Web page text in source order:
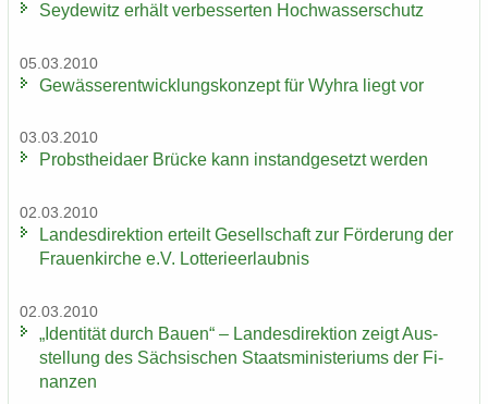
Sey­de­witz er­hält ver­bes­ser­ten Hoch­was­ser­schutz
05.03.2010
Ge­wäs­ser­ent­wick­lungs­kon­zept für Wyhra liegt vor
03.03.2010
Probst­hei­da­er Brü­cke kann in­stand­ge­setzt wer­den
02.03.2010
Lan­des­di­rek­ti­on er­teilt Ge­sell­schaft zur För­de­rung der
Frau­en­kir­che e.V. Lot­te­rie­er­laub­nis
02.03.2010
„Iden­ti­tät durch Bauen“ – Lan­des­di­rek­ti­on zeigt Aus­
stel­lung des Säch­si­schen Staats­mi­nis­te­ri­ums der Fi­
nan­zen